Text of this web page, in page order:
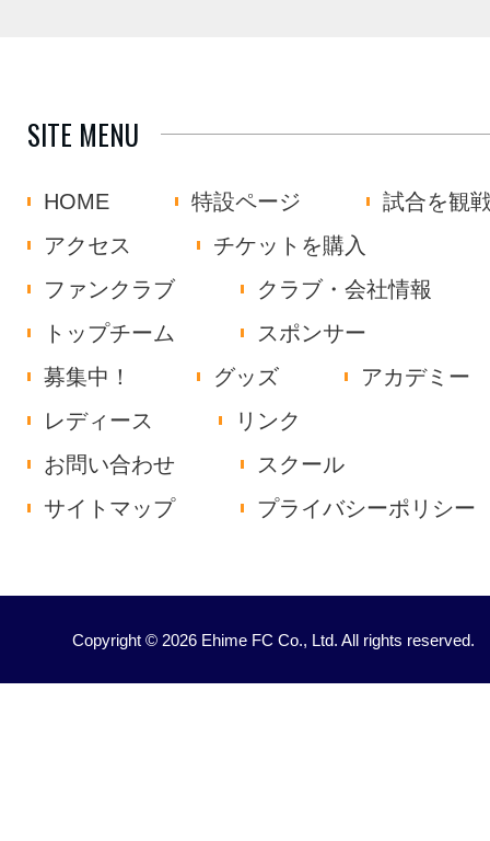
SITE MENU
HOME 特設ページ
試合を観
アクセス
チケットを購入
ファンクラブ
クラブ・会社情報
トップチーム
スポンサー
募集中！
グッズ
アカデミー
レディース
リンク
お問い合わせ
スクール
サイトマップ
プライバシーポリシー
Copyright © 2026 Ehime FC Co., Ltd. All rights reserved.